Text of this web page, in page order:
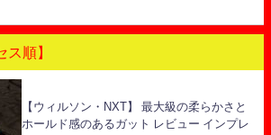
順】
【ウィルソン・NXT】 最大級の柔らかさと
ホールド感のあるガット レビュー インプレ